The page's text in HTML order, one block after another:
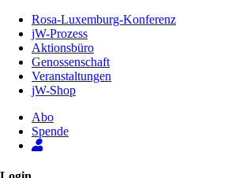
Inhalt
Seite
Rosa-Luxemburg-Konferenz
jW-Prozess
Aktionsbüro
Genossenschaft
Veranstaltungen
jW-Shop
Abo
Spende